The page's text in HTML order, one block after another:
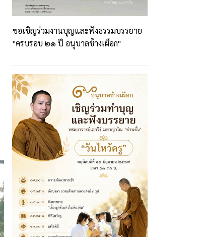
ขอเชิญร่วมงานบุญและฟังธรรมบรรยาย
"ครบรอบ ๒๑ ปี อนุบาลช้างเผือก"